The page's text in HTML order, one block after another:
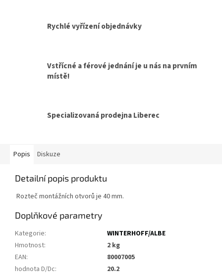
Rychlé vyřízení objednávky
Vstřícné a férové jednání je u nás na prvním
místě!
Specializovaná prodejna Liberec
Popis Diskuze
Detailní popis produktu
Rozteč montážních otvorů je 40 mm.
Doplňkové parametry
Kategorie:
WINTERHOFF/ALBE
Hmotnost:
2 kg
EAN:
80007005
hodnota D/Dc:
20.2